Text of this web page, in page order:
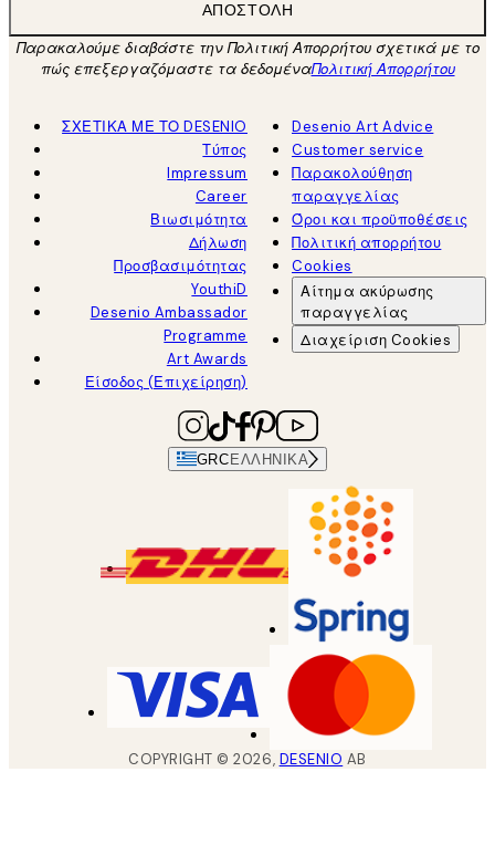
ΑΠΟΣΤΟΛΉ
Παρακαλούμε διαβάστε την Πολιτική Απορρήτου σχετικά με το
πώς επεξεργαζόμαστε τα δεδομέναΠολιτική Απορρήτου
ΣΧΕΤΙΚΑ ΜΕ ΤΟ DESENIO
Τύπος
Impressum
Career
Βιωσιμότητα
Δήλωση
Προσβασιμότητας
YouthiD
Desenio Ambassador
Programme
Art Awards
Είσοδος (Επιχείρηση)
Desenio Art Advice
Customer service
Παρακολούθηση
παραγγελίας
Όροι και προϋποθέσεις
Πολιτική απορρήτου
Cookies
Αίτημα ακύρωσης
παραγγελίας
Διαχείριση Cookies
GRCΕΛΛΗΝΙΚΆ
COPYRIGHT ©2026, DESENIO AB